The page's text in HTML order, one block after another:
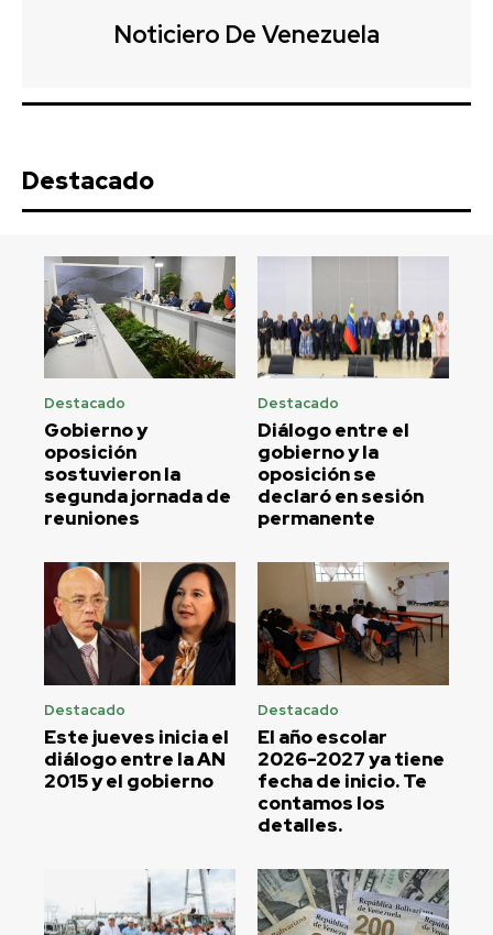
Noticiero De Venezuela
Destacado
Destacado
Gobierno y
oposición
sostuvieron la
segunda jornada de
reuniones
Destacado
Diálogo entre el
gobierno y la
oposición se
declaró en sesión
permanente
Destacado
Este jueves inicia el
diálogo entre la AN
2015 y el gobierno
Destacado
El año escolar
2026-2027 ya tiene
fecha de inicio. Te
contamos los
detalles.